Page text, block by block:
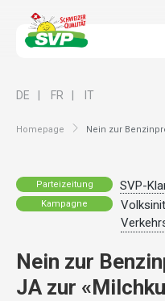
Homepage Nein zur
DE FR IT
Parteizeitung SVP-
Kampagne
Nein zur
JA zur